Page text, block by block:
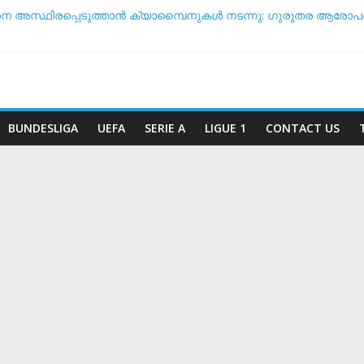
അസ്ഥിരപ്പെടുത്താൻ ക്യാമ്പൈനുകൾ നടന്നു: ഗുരുതര
BUNDESLIGA UEFA SERIE A LIGUE 1 CONTACT US